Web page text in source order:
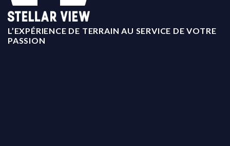
L’EXPÉRIENCE DE TERRAIN AU SERVICE DE VOTRE
PASSION